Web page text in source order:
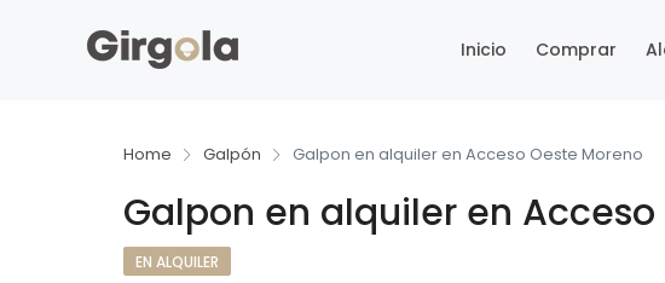
Inicio Comprar
Home Galpón Galpon en alquiler en Acceso Oeste Moreno
Galpon en alquiler en
EN ALQUILER